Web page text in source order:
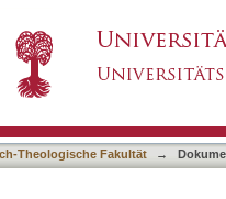
Theologische Fakultät →